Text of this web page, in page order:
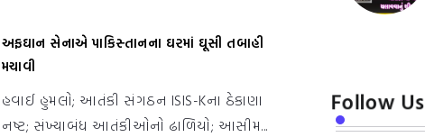
અફઘાન સેનાએ પાકિસ્તાનના ઘરમાં ઘૂસી તબાહી
મચાવી
હવાઈ હુમલો; આતંકી સંગઠન ISIS-Kના ઠેકાણા
નષ્ટ; સંખ્યાબંધ આતંકીઓનો ઢાળિયો; આસીમ...
Follow Us